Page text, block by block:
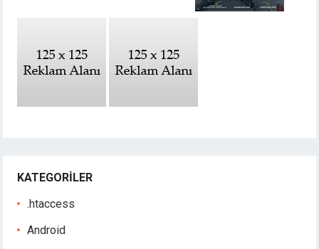
KATEGORILER
.htaccess
Android